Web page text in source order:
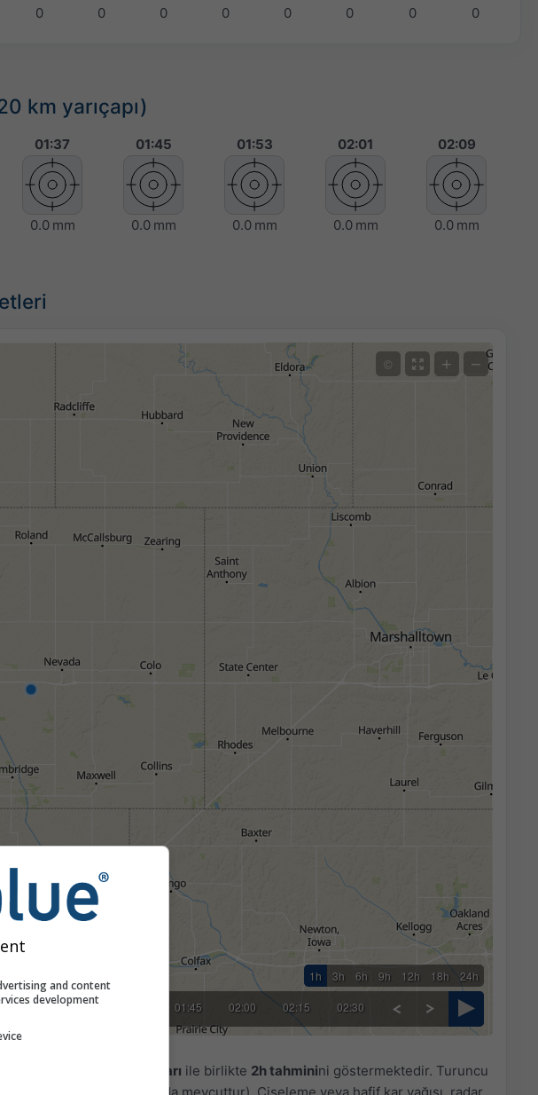
0 0 0 0 0 0 0 0
km yarıçapı)
01:37 01:45 01:53 02:01 02:09
0.0 mm 0.0 mm 0.0 mm 0.0 mm 0.0 mm
1h 3h 6h 9h 12h 18h 24h
01:00 01:15 01:45 02:00 02:15 02:30
© + −
aralığı için yağış radarı ile birlikte 2h tahminini göstermektedir. Turuncu
(ABD, Avrupa, Avustralya'da mevcuttur). Çiseleme veya hafif kar yağışı, radar
and content
development